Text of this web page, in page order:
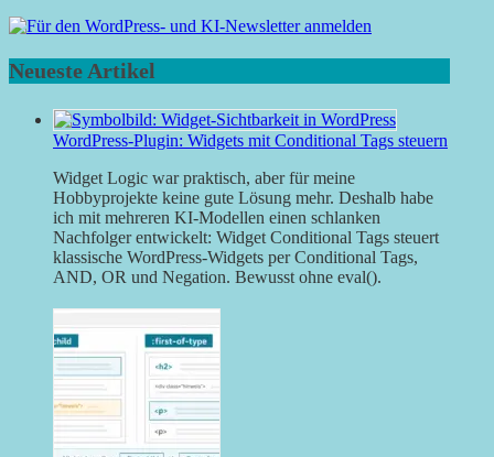
Neueste Artikel
WordPress-Plugin: Widgets mit Conditional Tags steuern
Widget Logic war praktisch, aber für meine
Hobbyprojekte keine gute Lösung mehr. Deshalb habe
ich mit mehreren KI-Modellen einen schlanken
Nachfolger entwickelt: Widget Conditional Tags steuert
klassische WordPress-Widgets per Conditional Tags,
AND, OR und Negation. Bewusst ohne eval().